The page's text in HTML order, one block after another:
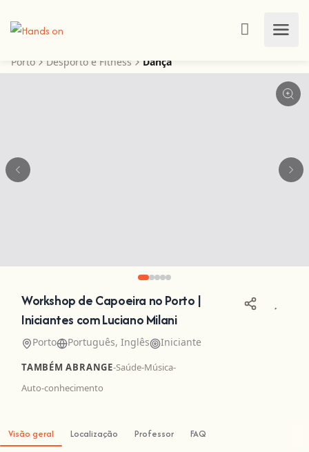
Porto Desporto e Fitness Dança
Workshop de Capoeira no Porto |
Iniciantes com Luciano Milani
Porto Português, Inglês Iniciante
TAMBÉM ABRANGE-Saúde-Música-
Auto-conhecimento
Visão geral Localização Professor FAQ